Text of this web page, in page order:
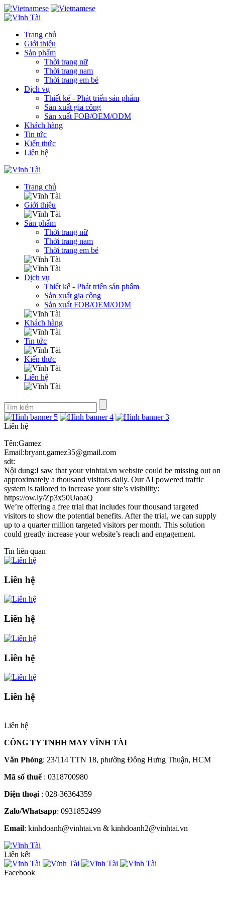
Trang chủ
Giới thiệu
Sản phẩm
Thời trang nữ
Thời trang nam
Thời trang em bé
Dịch vụ
Thiết kế - Phát triển sản phẩm
Sản xuất gia công
Sản xuất FOB/OEM/ODM
Khách hàng
Tin tức
Kiến thức
Liên hệ
Trang chủ
Giới thiệu
Sản phẩm
Thời trang nữ
Thời trang nam
Thời trang em bé
Dịch vụ
Thiết kế - Phát triển sản phẩm
Sản xuất gia công
Sản xuất FOB/OEM/ODM
Khách hàng
Tin tức
Kiến thức
Liên hệ
Liên hệ
Tên:Gamez
Email:bryant.gamez35@gmail.com
sdt:
Nội dung:I saw that your vinhtai.vn website could be missing out on
approximately a thousand visitors daily. Our AI powered traffic
system is tailored to increase your site’s visibility:
https://ow.ly/Zp3x50UaoaQ
We’re offering a free trial that includes four thousand targeted
visitors to show the potential benefits. After the trial, we can supply
up to a quarter million targeted visitors per month. This solution
could greatly increase your website’s reach and engagement.
Tin liên quan
Liên hệ
Liên hệ
Liên hệ
Liên hệ
Liên hệ
CÔNG TY TNHH MAY VĨNH TÀI
Văn Phòng: 23/114 TTN 18, phường Đông Hưng Thuận, HCM
Mã số thuế : 0318700980
Điện thoại : 028-36364359
Zalo/Whatsapp: 0931852499
Email: kinhdoanh@vinhtai.vn & kinhdoanh2@vinhtai.vn
Liên kết
Facebook